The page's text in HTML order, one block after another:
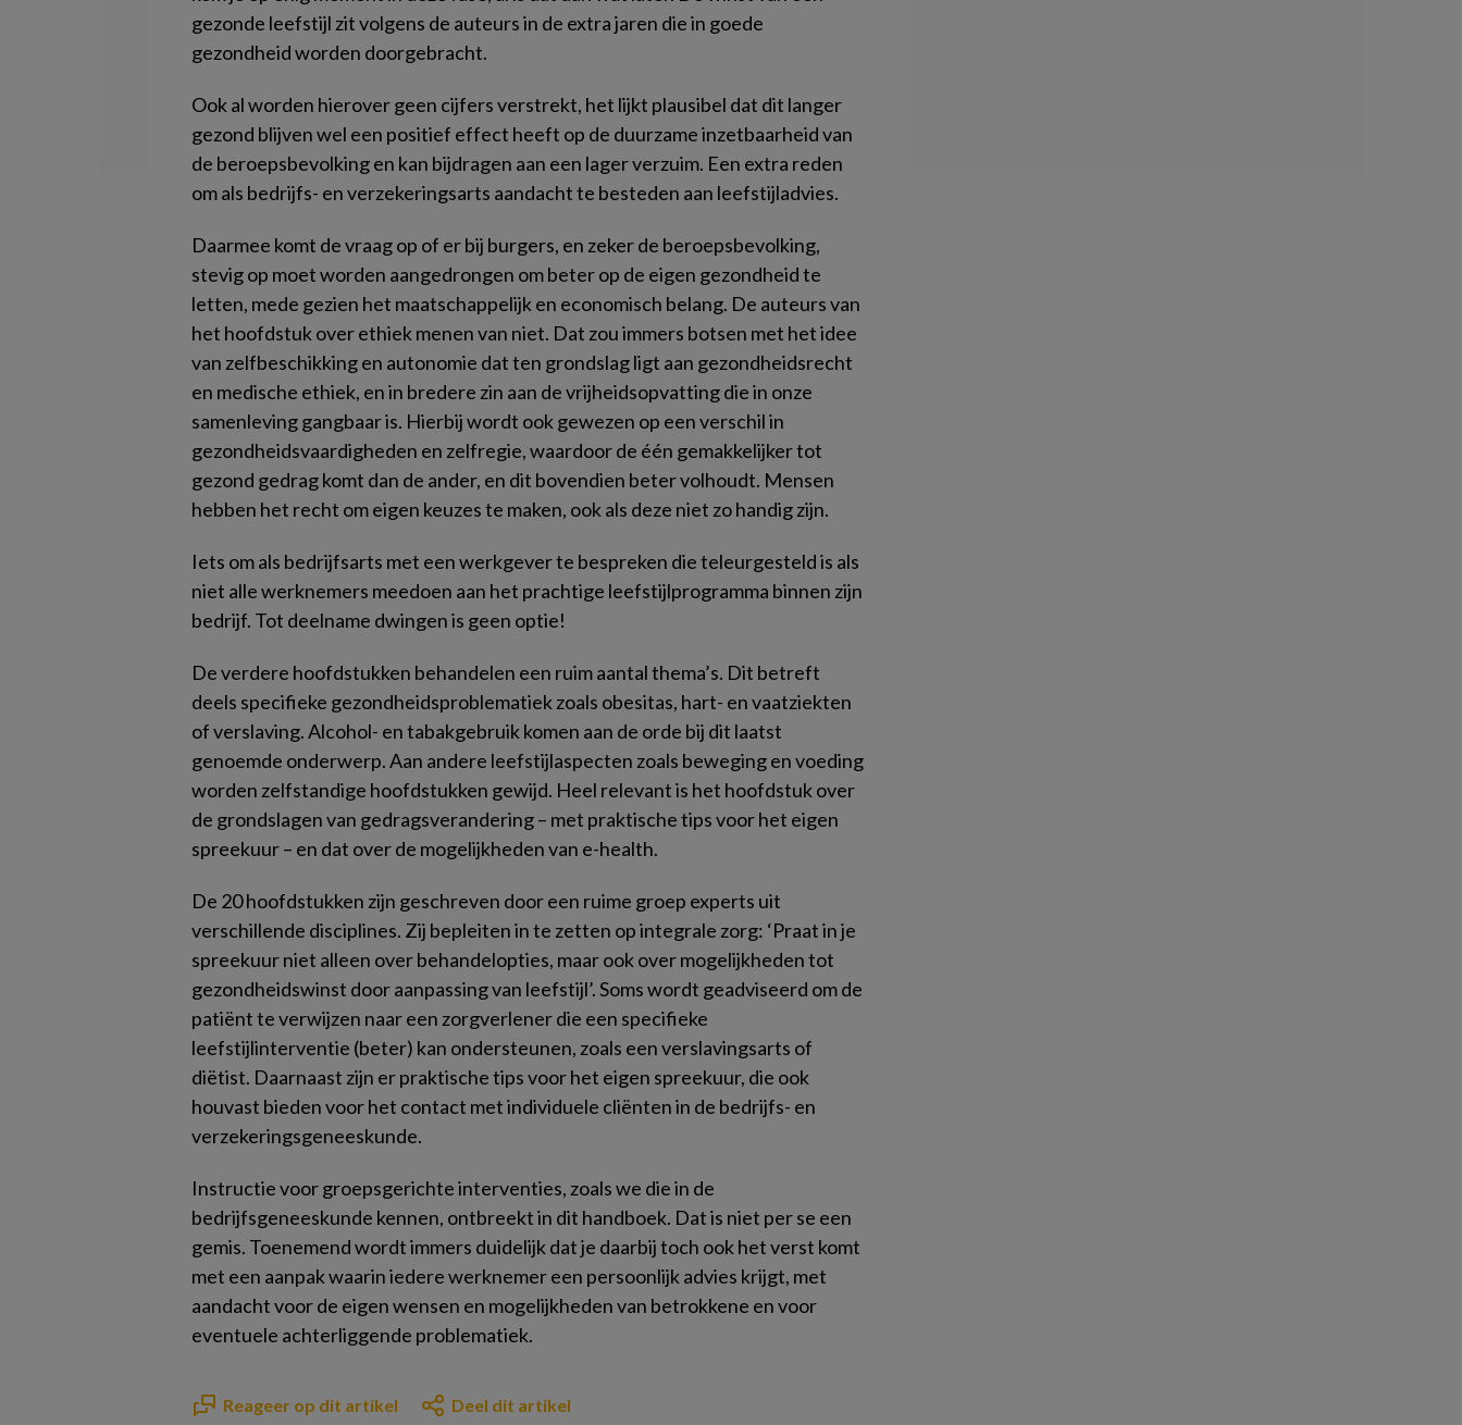
gezonde leefstijl zit volgens de auteurs in de extra jaren die in goede
gezondheid worden doorgebracht.
Ook al worden hierover geen cijfers verstrekt, het lijkt plausibel dat dit langer
gezond blijven wel een positief effect heeft op de duurzame inzetbaarheid van
de beroepsbevolking en kan bijdragen aan een lager verzuim. Een extra reden
om als bedrijfs- en verzekeringsarts aandacht te besteden aan leefstijladvies.
Daarmee komt de vraag op of er bij burgers, en zeker de beroepsbevolking,
stevig op moet worden aangedrongen om beter op de eigen gezondheid te
letten, mede gezien het maatschappelijk en economisch belang. De auteurs van
het hoofdstuk over ethiek menen van niet. Dat zou immers botsen met het idee
van zelfbeschikking en autonomie dat ten grondslag ligt aan gezondheidsrecht
en medische ethiek, en in bredere zin aan de vrijheidsopvatting die in onze
samenleving gangbaar is. Hierbij wordt ook gewezen op een verschil in
gezondheidsvaardigheden en zelfregie, waardoor de één gemakkelijker tot
gezond gedrag komt dan de ander, en dit bovendien beter volhoudt. Mensen
hebben het recht om eigen keuzes te maken, ook als deze niet zo handig zijn.
Iets om als bedrijfsarts met een werkgever te bespreken die teleurgesteld is als
niet alle werknemers meedoen aan het prachtige leefstijlprogramma binnen zijn
bedrijf. Tot deelname dwingen is geen optie!
De verdere hoofdstukken behandelen een ruim aantal thema’s. Dit betreft
deels specifieke gezondheidsproblematiek zoals obesitas, hart- en vaatziekten
of verslaving. Alcohol- en tabakgebruik komen aan de orde bij dit laatst
genoemde onderwerp. Aan andere leefstijlaspecten zoals beweging en voeding
worden zelfstandige hoofdstukken gewijd. Heel relevant is het hoofdstuk over
de grondslagen van gedragsverandering – met praktische tips voor het eigen
spreekuur – en dat over de mogelijkheden van e-health.
De 20 hoofdstukken zijn geschreven door een ruime groep experts uit
verschillende disciplines. Zij bepleiten in te zetten op integrale zorg: ‘Praat in je
spreekuur niet alleen over behandelopties, maar ook over mogelijkheden tot
gezondheidswinst door aanpassing van leefstijl’. Soms wordt geadviseerd om de
patiënt te verwijzen naar een zorgverlener die een specifieke
leefstijlinterventie (beter) kan ondersteunen, zoals een verslavingsarts of
diëtist. Daarnaast zijn er praktische tips voor het eigen spreekuur, die ook
houvast bieden voor het contact met individuele cliënten in de bedrijfs- en
verzekeringsgeneeskunde.
Instructie voor groepsgerichte interventies, zoals we die in de
bedrijfsgeneeskunde kennen, ontbreekt in dit handboek. Dat is niet per se een
gemis. Toenemend wordt immers duidelijk dat je daarbij toch ook het verst komt
met een aanpak waarin iedere werknemer een persoonlijk advies krijgt, met
aandacht voor de eigen wensen en mogelijkheden van betrokkene en voor
eventuele achterliggende problematiek.
Reageer op dit artikel Deel dit artikel